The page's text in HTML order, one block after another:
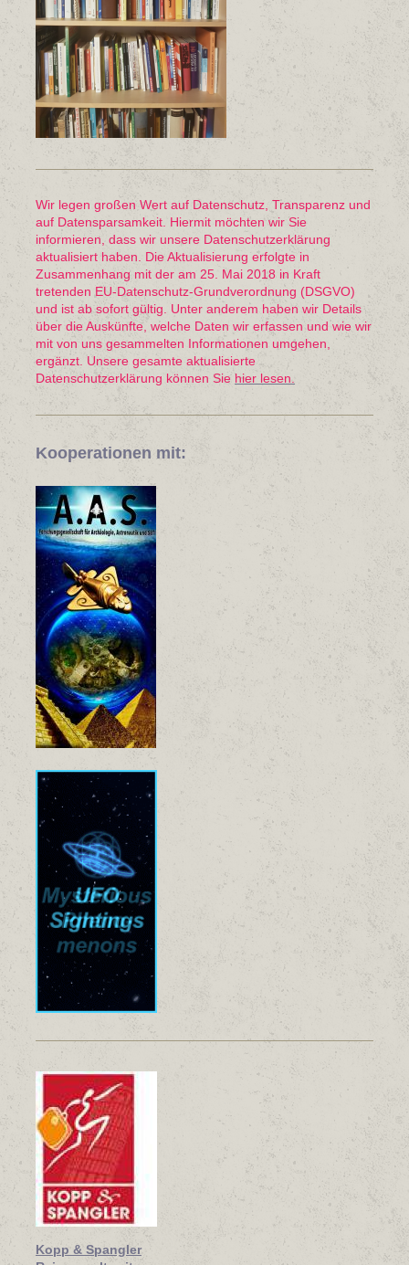
Wir legen großen Wert auf Datenschutz, Transparenz und
auf Datensparsamkeit. Hiermit möchten wir Sie
informieren, dass wir unsere Datenschutzerklärung
aktualisiert haben. Die Aktualisierung erfolgte in
Zusammenhang mit der am 25. Mai 2018 in Kraft
tretenden EU-Datenschutz-Grundverordnung (DSGVO)
und ist ab sofort gültig. Unter anderem haben wir Details
über die Auskünfte, welche Daten wir erfassen und wie wir
mit von uns gesammelten Informationen umgehen,
ergänzt. Unsere gesamte aktualisierte
Datenschutzerklärung können Sie hier lesen.
Kooperationen mit:
Kopp & Spangler